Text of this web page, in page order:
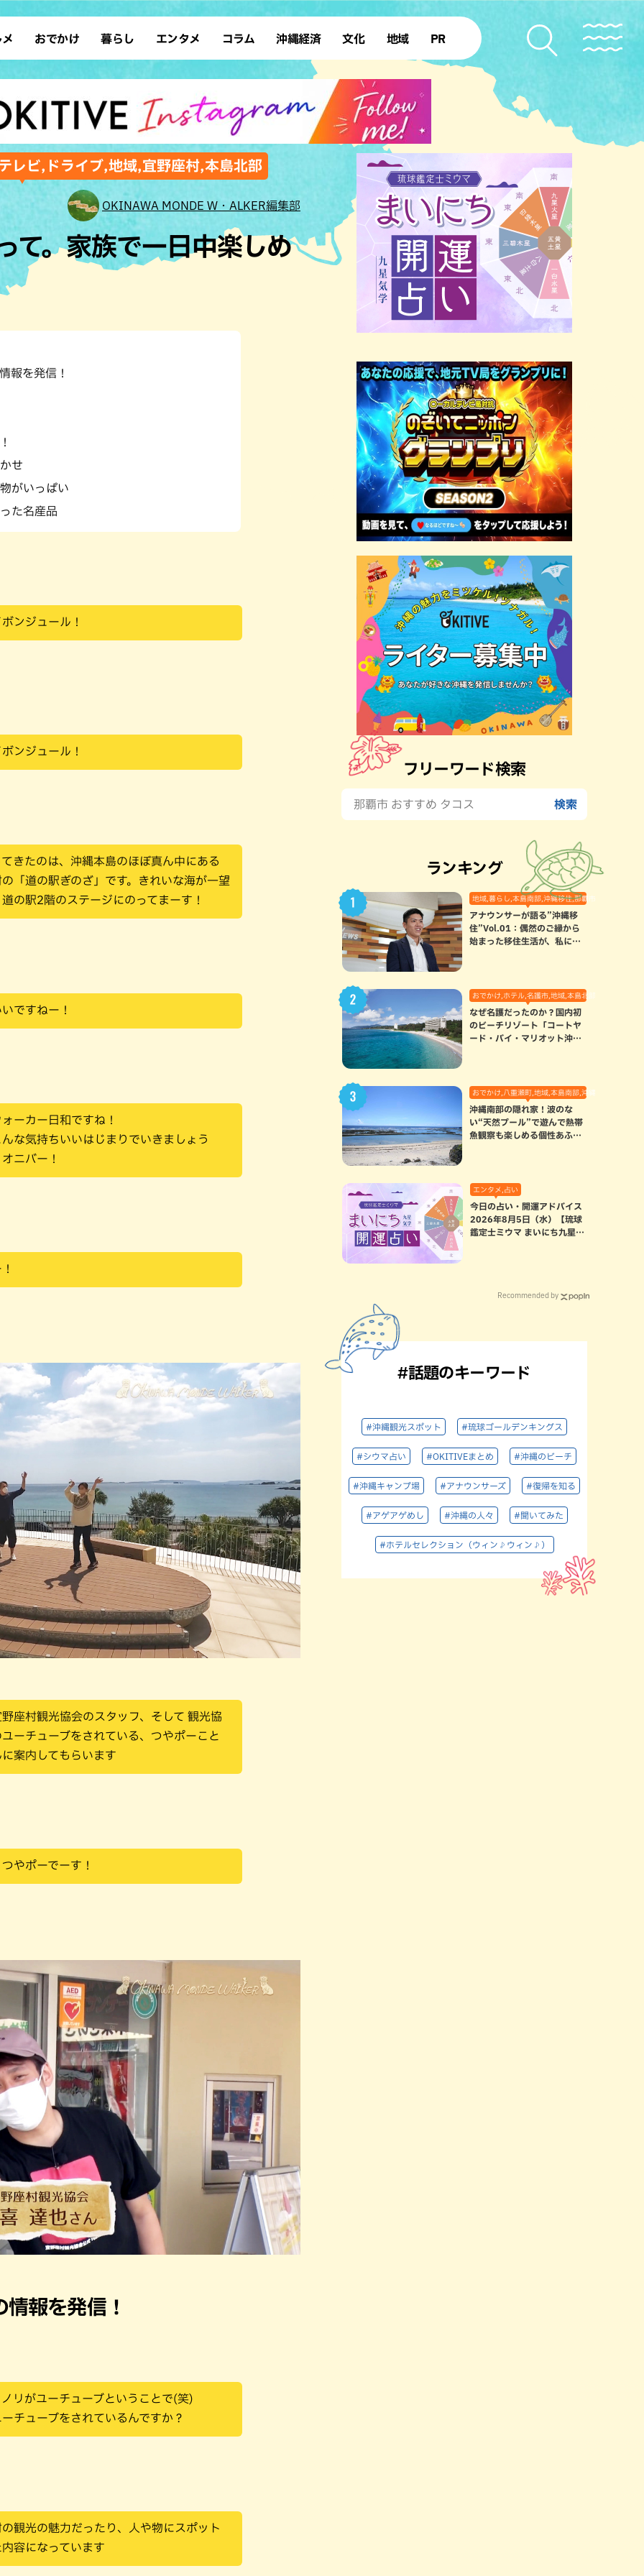
ン 沖縄そば
ウト カフェ
和食・日本料理
理 アジア・エスニック
フレンチ
・焼肉 焼鳥・串料理
肉料理 居酒屋・バー
イキング
おでかけ
デート ドライブ
散歩 ソロ活
歴史 体験
レジャー
ショッピング
サウナ 公園
暮らし
レシピ SDGs
ファッション ローカルニュース
沖縄移住 沖縄旧暦行事
エンタメ
スポーツ 占い
タレント・芸人 テレビ
コラム 沖縄経済 文化
復帰50年
地域
本島北部
本島南部 先島諸島
北部離島
PR
レビ,ドライブ,地域,宜野座村,本島北部
OKINAWA MONDE W・ALKER編集部
て。家族で一日中楽しめ
報を発信！
せ
がいっぱい
た名産品
ンジュール！
ンジュール！
きたのは、沖縄本島のほぼ真ん中にある
「道の駅ぎのざ」です。きれいな海が一望
の駅2階のステージにのってまーす！
ですねー！
ーカー日和ですね！
な気持ちいいはじまりでいきましょう
ニバー！
座村観光協会のスタッフ、そして 観光協
ーチューブをされている、つやポーこと
案内してもらいます
やポーでーす！
報を発信！
リがユーチューブということで(笑)
チューブをされているんですか？
観光の魅力だったり、人や物にスポット
容になっています
フリーワード検索
ランキング
地域,暮らし,本島南部,沖縄移住,那覇市
アナウンサーが語る”沖縄移
住”Vol.01：偶然のご縁から
始まった移住生活が、私にと
おでかけ,ホテル,名護市,地域,本島北部
なぜ名護だったのか？国内初
のビーチリゾート「コートヤ
ード・バイ・マリオット沖縄
おでかけ,八重瀬町,地域,本島南部,沖縄の海,自然
沖縄南部の隠れ家！波のな
い“天然プール”で遊んで熱帯
魚観察も楽しめる個性あふれ
エンタメ,占い
今日の占い・開運アドバイス
2026年8月5日（水）【琉球
鑑定士ミウマ まいにち九星気
Recommended by
#話題のキーワード
#沖縄観光スポット #琉球ゴールデンキングス
#シウマ占い #OKITIVEまとめ #沖縄のビーチ
#沖縄キャンプ場 #アナウンサーズ #復帰を知る
#アゲアゲめし #沖縄の人々 #聞いてみた
#ホテルセレクション（ウィン♪ウィン♪）